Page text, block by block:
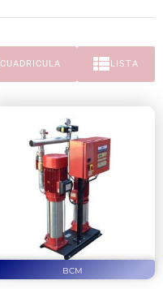
CUADRICULA LISTA
BCM